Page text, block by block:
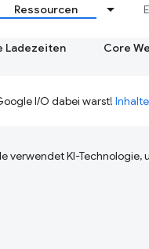
Ressourcen
Ladezeiten Core
I/O dabei warst!
verwendet KI-Technologie,